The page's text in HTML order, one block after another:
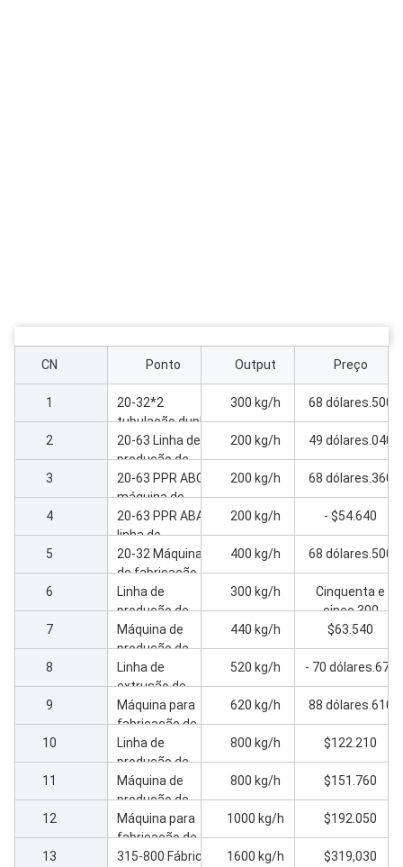
CN Ponto Output Preço
1
20-32*2
tubulação dupla
de PPR de alta
velocidade
300 kg/h 68 dólares.500
2
20-63 Linha de
produção de
tubos PPR
200 kg/h 49 dólares.040
3
20-63 PPR ABC
máquina de
fabricação de
tubos de três
camadas
200 kg/h 68 dólares.360
4
20-63 PPR ABA
linha de
extrusão de
tubos de três
camadas
200 kg/h - $54.640
5
20-32 Máquina
de fabricação
de tubos de PE
duplo de alta
velocidade
400 kg/h 68 dólares.500
6
Linha de
produção de
tubos de PE de
20-100 mm
300 kg/h
Cinquenta e
cinco.300
7
Máquina de
produção de
tubos de PE 75-
160
440 kg/h $63.540
8
Linha de
extrusão de
tubos 90-200
PE
520 kg/h - 70 dólares.670
9
Máquina para
fabricação de
tubos de 110-
250 PE
620 kg/h 88 dólares.610
10
Linha de
produção de
tubos de PE
160-400
800 kg/h $122.210
11
Máquina de
produção de
tubos de PE de
alta potência
200-500
800 kg/h $151.760
12
Máquina para
fabricação de
tubos de 250-
1000 kg/h $192.050
13
315-800 Fábrica
1600 kg/h $319,030